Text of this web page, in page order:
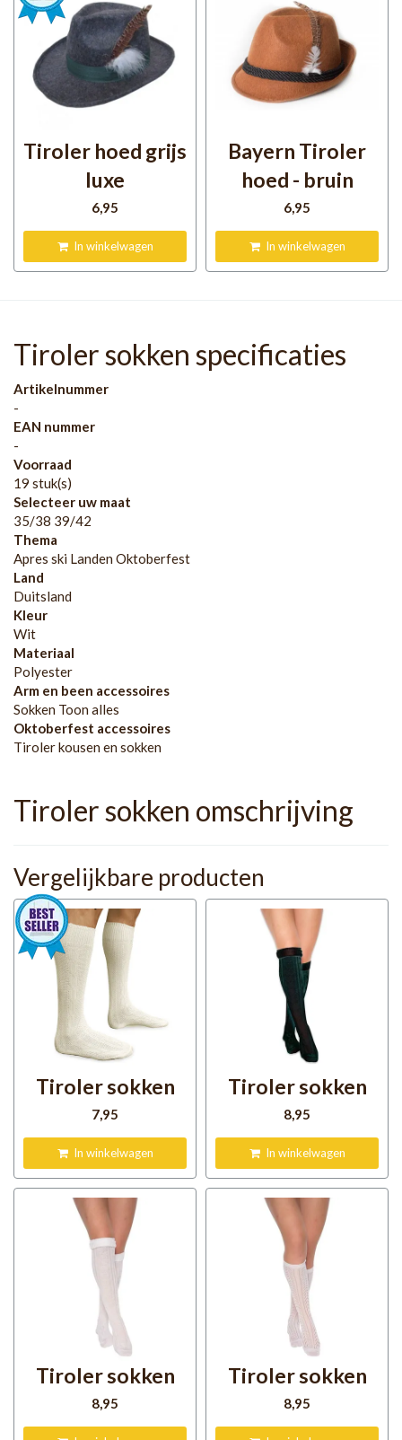
Tiroler hoed grijs
luxe
6,95
In winkelwagen
Bayern Tiroler
hoed - bruin
6,95
In winkelwagen
Tiroler sokken specificaties
Artikelnummer
-
EAN nummer
-
Voorraad
19 stuk(s)
Selecteer uw maat
35/38 39/42
Thema
Apres ski Landen Oktoberfest
Land
Duitsland
Kleur
Wit
Materiaal
Polyester
Arm en been accessoires
Sokken Toon alles
Oktoberfest accessoires
Tiroler kousen en sokken
Tiroler sokken omschrijving
Vergelijkbare producten
Tiroler sokken
7,95
In winkelwagen
Tiroler sokken
8,95
In winkelwagen
Tiroler sokken
8,95
Tiroler sokken
8,95